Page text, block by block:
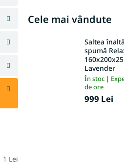
1 Lei
Cele mai vândute
Saltea
spumă
Lavender
În stoc |
de ore
999 Lei